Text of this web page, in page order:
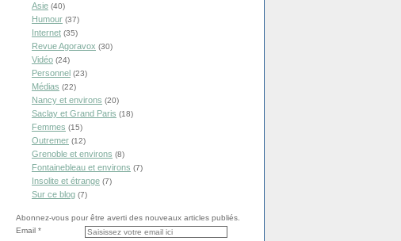
Asie (40)
Humour (37)
Internet (35)
Revue Agoravox (30)
Vidéo (24)
Personnel (23)
Médias (22)
Nancy et environs (20)
Saclay et Grand Paris (18)
Femmes (15)
Outremer (12)
Grenoble et environs (8)
Fontainebleau et environs (7)
Insolite et étrange (7)
Sur ce blog (7)
Abonnez-vous pour être averti des nouveaux articles publiés.
Email